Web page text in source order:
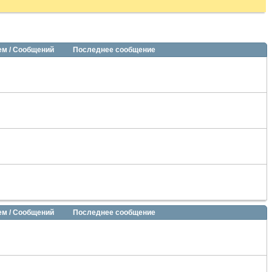
/ Сообщений Последнее сообщение
/ Сообщений Последнее сообщение